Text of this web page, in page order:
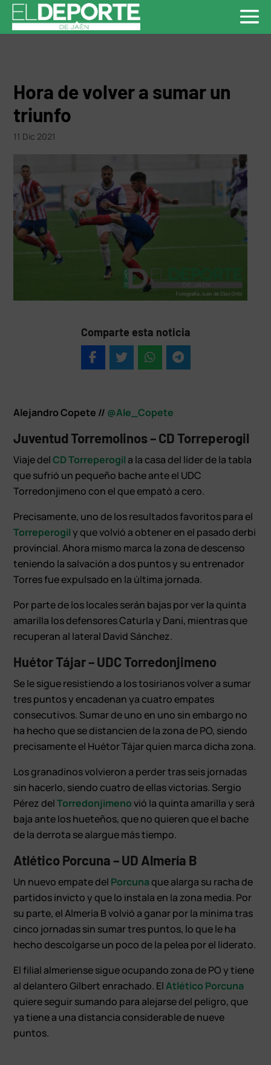
Hora de volver a sumar un
triunfo
11 Dic 2021
Comparte esta noticia
Alejandro Copete // @Ale_Copete
Juventud Torremolinos – CD Torreperogil
Viaje delCD Torreperogil a la casa del líder de la tabla
que sufrió un pequeño bache ante el UDC
Torredonjimeno con el que empató a cero.
Precisamente, uno de los resultados favoritos para el
Torreperogily que volvió a obtener en el pasado derbi
provincial. Ahora mismo marca la zona de descenso
teniendo la salvación a dos puntos y su entrenador
Torres fue expulsado en la última jornada.
Por parte de los locales serán bajas por ver la quinta
amarilla los defensores Caturla y Dani, mientras que
recuperan al lateral David Sánchez.
Huétor Tájar – UDC Torredonjimeno
Se le sigue resistiendo a los tosirianos volver a sumar
tres puntos y encadenan ya cuatro empates
consecutivos. Sumar de uno en uno sin embargo no
ha hecho que se distancien de la zona de PO, siendo
precisamente el Huétor Tájar quien marca dicha zona.
Los granadinos volvieron a perder tras seis jornadas
sin hacerlo, siendo cuatro de ellas victorias. Sergio
Pérez delTorredonjimenovió la quinta amarilla y será
baja ante los hueteños, que no quieren que el bache
de la derrota se alargue más tiempo.
Atlético Porcuna – UD Almería B
Un nuevo empate del Porcunaque alarga su racha de
partidos invicto y que lo instala en la zona media. Por
su parte, el Almería B volvió a ganar por la mínima tras
cinco jornadas sin sumar tres puntos, lo que le ha
hecho descolgarse un poco de la pelea por el liderato.
El filial almeriense sigue ocupando zona de PO y tiene
al delantero Gilbert enrachado. ElAtlético Porcuna
quiere seguir sumando para alejarse del peligro, que
ya tiene a una distancia considerable de nueve
puntos.